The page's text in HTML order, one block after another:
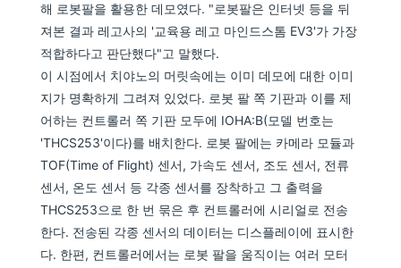
해 로봇팔을 활용한 데모였다. "로봇팔은 인터넷 등을 뒤
져본 결과 레고사의 '교육용 레고 마인드스톰 EV3'가 가장
적합하다고 판단했다"고 말했다.
이 시점에서 치야노의 머릿속에는 이미 데모에 대한 이미
지가 명확하게 그려져 있었다. 로봇 팔 쪽 기판과 이를 제
어하는 컨트롤러 쪽 기판 모두에 IOHA:B(모델 번호는
'THCS253'이다)를 배치한다. 로봇 팔에는 카메라 모듈과
TOF(Time of Flight) 센서, 가속도 센서, 조도 센서, 전류
센서, 온도 센서 등 각종 센서를 장착하고 그 출력을
THCS253으로 한 번 묶은 후 컨트롤러에 시리얼로 전송
한다. 전송된 각종 센서의 데이터는 디스플레이에 표시한
다. 한편, 컨트롤러에서는 로봇 팔을 움직이는 여러 모터